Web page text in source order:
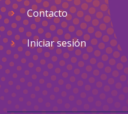
Contacto
Iniciar sesión